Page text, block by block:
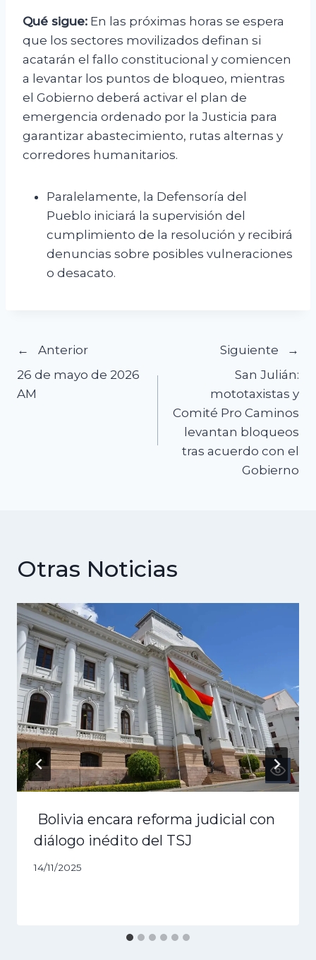
Qué sigue: En las próximas horas se espera
que los sectores movilizados definan si
acatarán el fallo constitucional y comiencen
a levantar los puntos de bloqueo, mientras
el Gobierno deberá activar el plan de
emergencia ordenado por la Justicia para
garantizar abastecimiento, rutas alternas y
corredores humanitarios.
Paralelamente, la Defensoría del
Pueblo iniciará la supervisión del
cumplimiento de la resolución y recibirá
denuncias sobre posibles vulneraciones
o desacato.
Navegación
de
Anterior
26 de mayo de 2026
AM
Siguiente
San Julián:
mototaxistas y
Comité Pro Caminos
levantan bloqueos
tras acuerdo con el
Gobierno
Otras Noticias
Bolivia encara reforma judicial con
diálogo inédito del TSJ
14/11/2025